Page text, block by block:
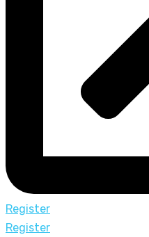
Register
Register